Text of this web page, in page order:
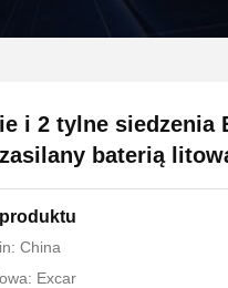
i 2 tylne siedzenia
baterią
China
Excar